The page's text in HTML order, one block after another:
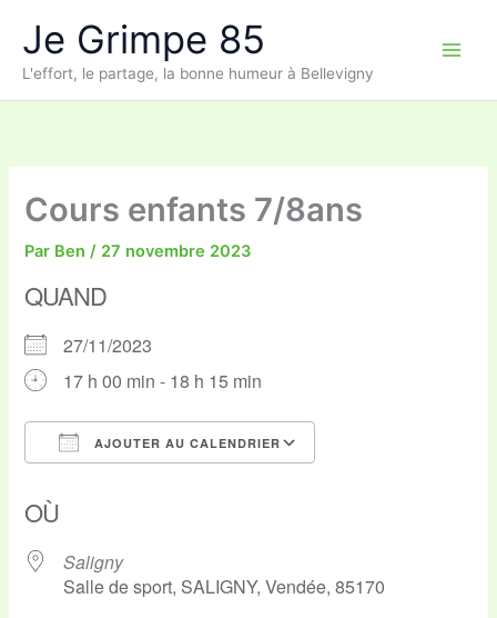
contenu
Je Grimpe 85
L'effort, le partage, la bonne humeur à Bellevigny
Cours enfants 7/8ans
Par Ben/ 27 novembre 2023
QUAND
27/11/2023
17 h 00 min - 18 h 15 min
AJOUTER AU CALENDRIER
OÙ
Saligny
Salle de sport, SALIGNY, Vendée, 85170